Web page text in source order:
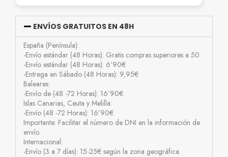
ENVÍOS GRATUITOS EN 48H
España (Península):
-Envío estándar (48 Horas): Gratis compras superiores a 50
-Envío estándar (48 Horas): 6’90€
-Entrega en Sábado (48 Horas): 9,95€
Baleares:
-Envío de (48 -72 Horas): 16’90€
Islas Canarias, Ceuta y Melilla:
-Envío (48 -72 Horas): 16’90€
Importante: Facilitar el número de DNI en la información de
envío.
Internacional:
-Envío (3 a 7 días): 15-25€ según la zona geográfica.